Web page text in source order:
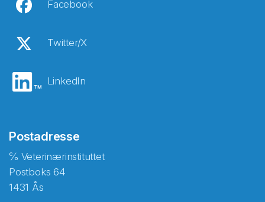
Facebook
Twitter/X
LinkedIn
Postadresse
℅ Veterinærinstituttet
Postboks 64
1431 Ås